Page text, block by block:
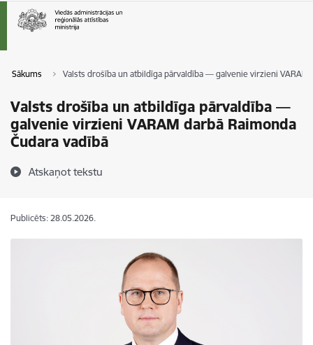
Sākums Valsts drošība un atbildīga pārvaldība — galvenie virzieni VARAM
Valsts drošība un atbildīga pārvaldība —
galvenie virzieni VARAM darbā Raimonda
Čudara vadībā
Atskaņot tekstu
Publicēts: 28.05.2026.